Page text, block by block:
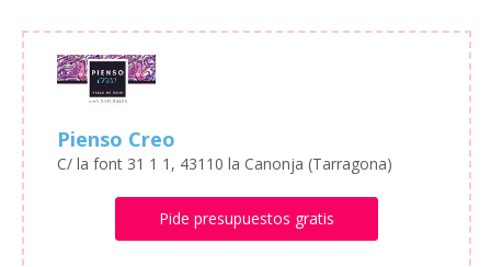
Pienso Creo
C/ la font 31 1 1, 43110 la Canonja (Tarragona)
Pide presupuestos gratis